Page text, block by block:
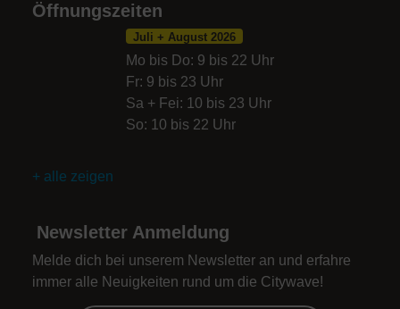
Öffnungszeiten
Mo bis Do: 9 bis 22 Uhr
Fr: 9 bis 23 Uhr
Sa + Fei: 10 bis 23 Uhr
So: 10 bis 22 Uhr
Juli + August 2026
+ alle zeigen
Newsletter Anmeldung
Melde dich bei unserem Newsletter an und erfahre
immer alle Neuigkeiten rund um die Citywave!